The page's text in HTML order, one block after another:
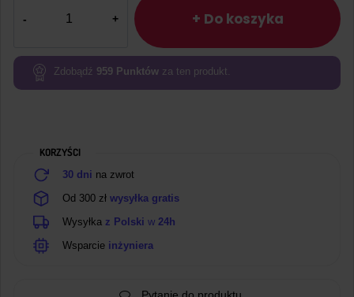
Dwukanałowy
MHz
+ Do koszyka
Zdobądź 959 Punktów za ten produkt.
KORZYŚCI
30 dni na zwrot
Od 300 zł wysyłka gratis
Wysyłka z Polski w 24h
Wsparcie inżyniera